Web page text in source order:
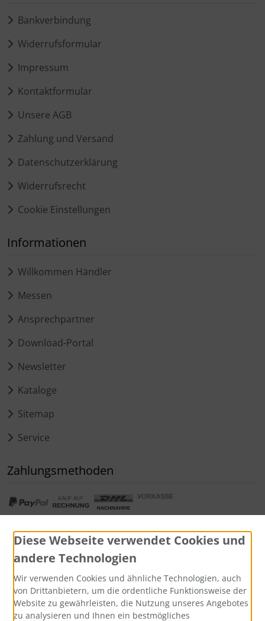
Bankverbindung
Widerrufsformular
Impressum
Kontaktformular
Unsere AGB
Zahlung und Versand
Datenschutzerklärung
Widerrufsrecht
Cookie Einstellungen
Informationen
Willkommen Händler
Messen
Ansprechpartner
Download-Portal
Newsletter
Kataloge
Sitemap
Service
Zahlungsmethoden
Diese Webseite verwendet Cookies und
andere Technologien
Wir verwenden Cookies und ähnliche Technologien, auch
von Drittanbietern, um die ordentliche Funktionsweise der
Website zu gewährleisten, die Nutzung unseres Angebotes
zu analysieren und Ihnen ein bestmögliches